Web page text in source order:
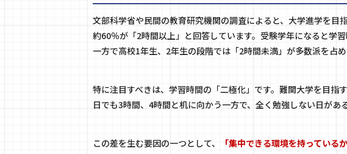
文部科学省や民間の教育研究機関の調査によると、大学進学を目
約60％が「2時間以上」と回答しています。受験学年になると学
一方で高校1年生、2年生の段階では「2時間未満」が多数派を占
特に注目すべきは、学習時間の「二極化」です。難関大学を目指
日でも3時間、4時間と机に向かう一方で、全く勉強しない日があ
この差を生む要因の一つとして、 「集中できる環境を持っている